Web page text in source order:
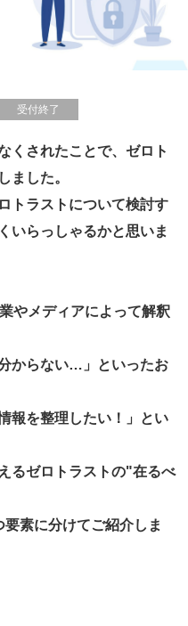
受付終了
くされたことで、ゼロト
ました。
トラストについて検討す
いらっしゃるかと思いま
やメディアによって解釈
からない…」といったお
報を整理したい！」とい
るゼロトラストの"在るべ
要素に分けてご紹介しま